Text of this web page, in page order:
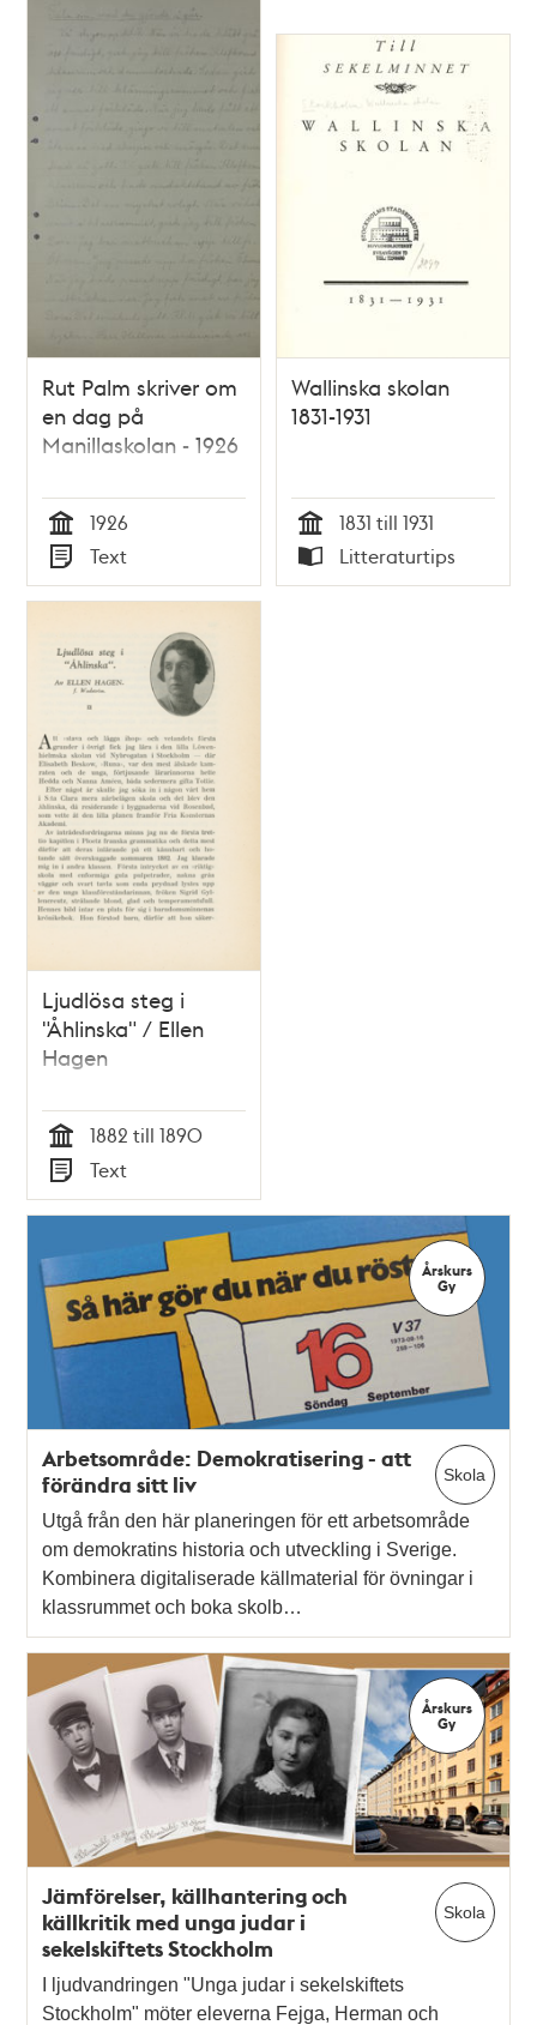
Rut Palm skriver om
en dag på
Manillaskolan - 1926
Tid
1926
Typ
Text
Wallinska skolan
1831-1931
Tid
1831 till 1931
Typ
Litteraturtips
Ljudlösa steg i
"Åhlinska" / Ellen
Hagen
Tid
1882 till 1890
Typ
Text
Årskurs
Gy
Skola
Arbetsområde: Demokratisering - att
förändra sitt liv
Utgå från den här planeringen för ett arbetsområde
om demokratins historia och utveckling i Sverige.
Kombinera digitaliserade källmaterial för övningar i
klassrummet och boka skolb…
Årskurs
Gy
Skola
Jämförelser, källhantering och
källkritik med unga judar i
sekelskiftets Stockholm
I ljudvandringen "Unga judar i sekelskiftets
Stockholm" möter eleverna Fejga, Herman och